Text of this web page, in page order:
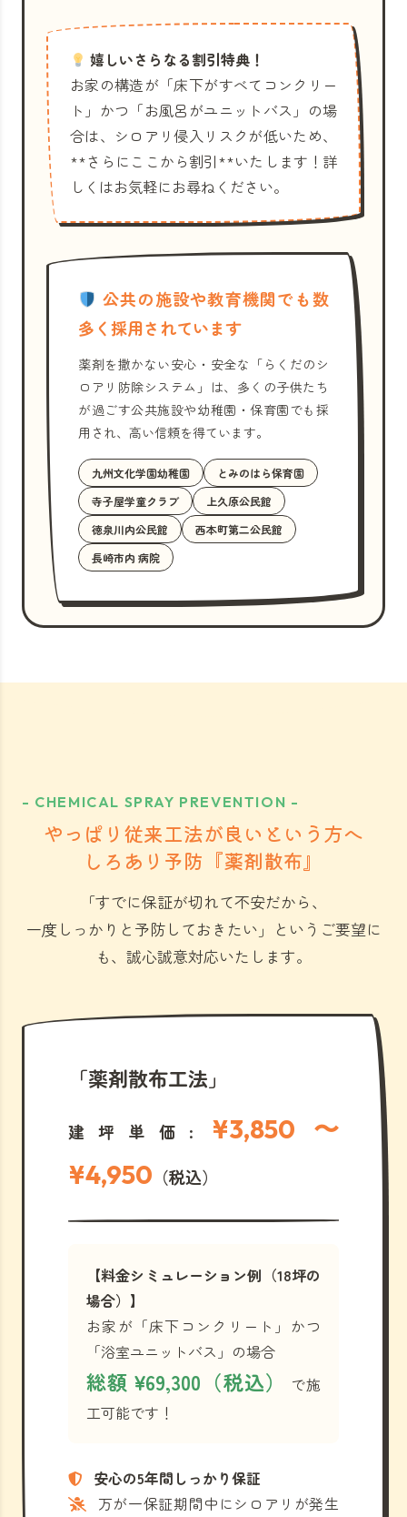
嬉しいさらなる割引特典！
お家の構造が「床下がすべてコンクリー
ト」かつ「お風呂がユニットバス」の場
合は、シロアリ侵入リスクが低いため、
**さらにここから割引**いたします！詳
しくはお気軽にお尋ねください。
公共の施設や教育機関でも数
多く採用されています
薬剤を撒かない安心・安全な「らくだのシ
ロアリ防除システム」は、多くの子供たち
が過ごす公共施設や幼稚園・保育園でも採
用され、高い信頼を得ています。
九州文化学園幼稚園
とみのはら保育園
寺子屋学童クラブ
上久原公民館
徳泉川内公民館
西本町第二公民館
長崎市内 病院
- CHEMICAL SPRAY PREVENTION -
やっぱり従来工法が良いという方へ
しろあり予防『薬剤散布』
「すでに保証が切れて不安だから、
一度しっかりと予防しておきたい」 というご要望に
も、誠心誠意対応いたします。
「薬剤散布工法」
建坪単価: ¥3,850 〜
¥4,950 （税込）
【料金シミュレーション例（18坪の
場合）】
お家が「床下コンクリート」かつ
「浴室ユニットバス」の場合
総額 ¥69,300（税込）
で施
工可能です！
安心の5年間しっかり保証
万が一保証期間中にシロアリが発生